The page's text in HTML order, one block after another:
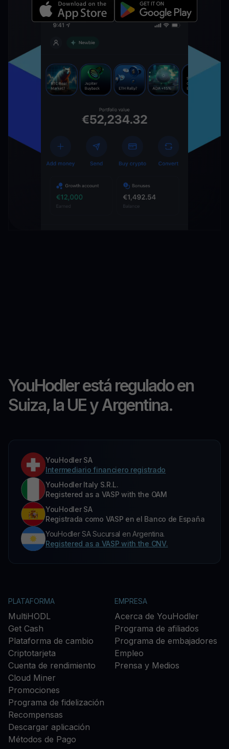
YouHodler está regulado en
Suiza, la UE y Argentina.
YouHodler SA
Intermediario financiero registrado
YouHodler Italy S.R.L.
Registered as a VASP with the OAM
YouHodler SA
Registrada como VASP en el Banco de España
YouHodler SA Sucursal en Argentina.
Registered as a VASP with the CNV.
PLATAFORMA
MultiHODL
Get Cash
Plataforma de cambio
Criptotarjeta
Cuenta de rendimiento
Cloud Miner
Promociones
Programa de fidelización
Recompensas
Descargar aplicación
Métodos de Pago
EMPRESA
Acerca de YouHodler
Programa de afiliados
Programa de embajadores
Empleo
Prensa y Medios